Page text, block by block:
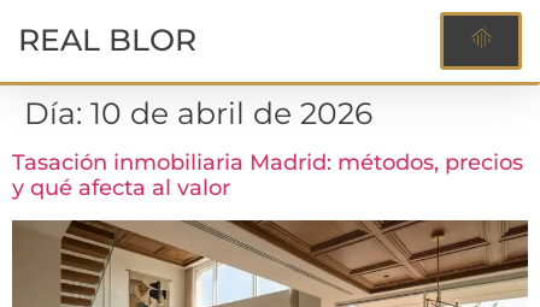
REAL BLOR
Día: 10 de abril de 2026
Tasación inmobiliaria Madrid: métodos, precios
y qué afecta al valor